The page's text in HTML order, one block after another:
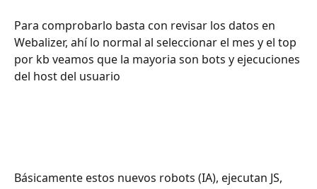
Para comprobarlo basta con revisar los datos en
Webalizer, ahí lo normal al seleccionar el mes y el top
por kb veamos que la mayoria son bots y ejecuciones
del host del usuario
Básicamente estos nuevos robots (IA), ejecutan JS,